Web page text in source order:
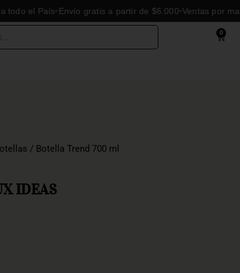
País Envío gratis a partir de $6.000 Ventas por mayor y
0
Cart
/ Botella Trend 700 ml
IDEAS